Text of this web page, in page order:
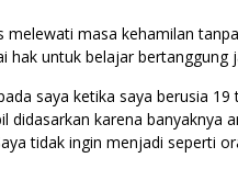
masa kehamilan
hak untuk belajar
saya ketika saya berusia
didasarkan karena
tidak ingin menjadi seperti